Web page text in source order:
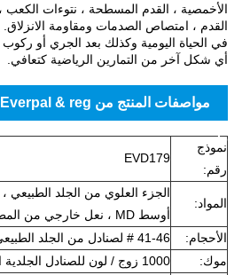
الأخمصية ، القدم المسطحة ، نتوءات
القدم ، امتصاص الصدمات ومقاومة الانزلاق.
في الحياة اليومية وكذلك بعد الجري أو ركوب
أي شكل آخر من التمارين الرياضية كتعافي.
طبيعي
نموذج
رقم:
EVD179
المواد:
أوسط MD ، نعل خارجي من المطاط
الأحجام:
41-46 # لصنادل من الجلد الطبيعي للرجال
موك:
1000 زوج / لون للصنادل الجلدية الأصلية